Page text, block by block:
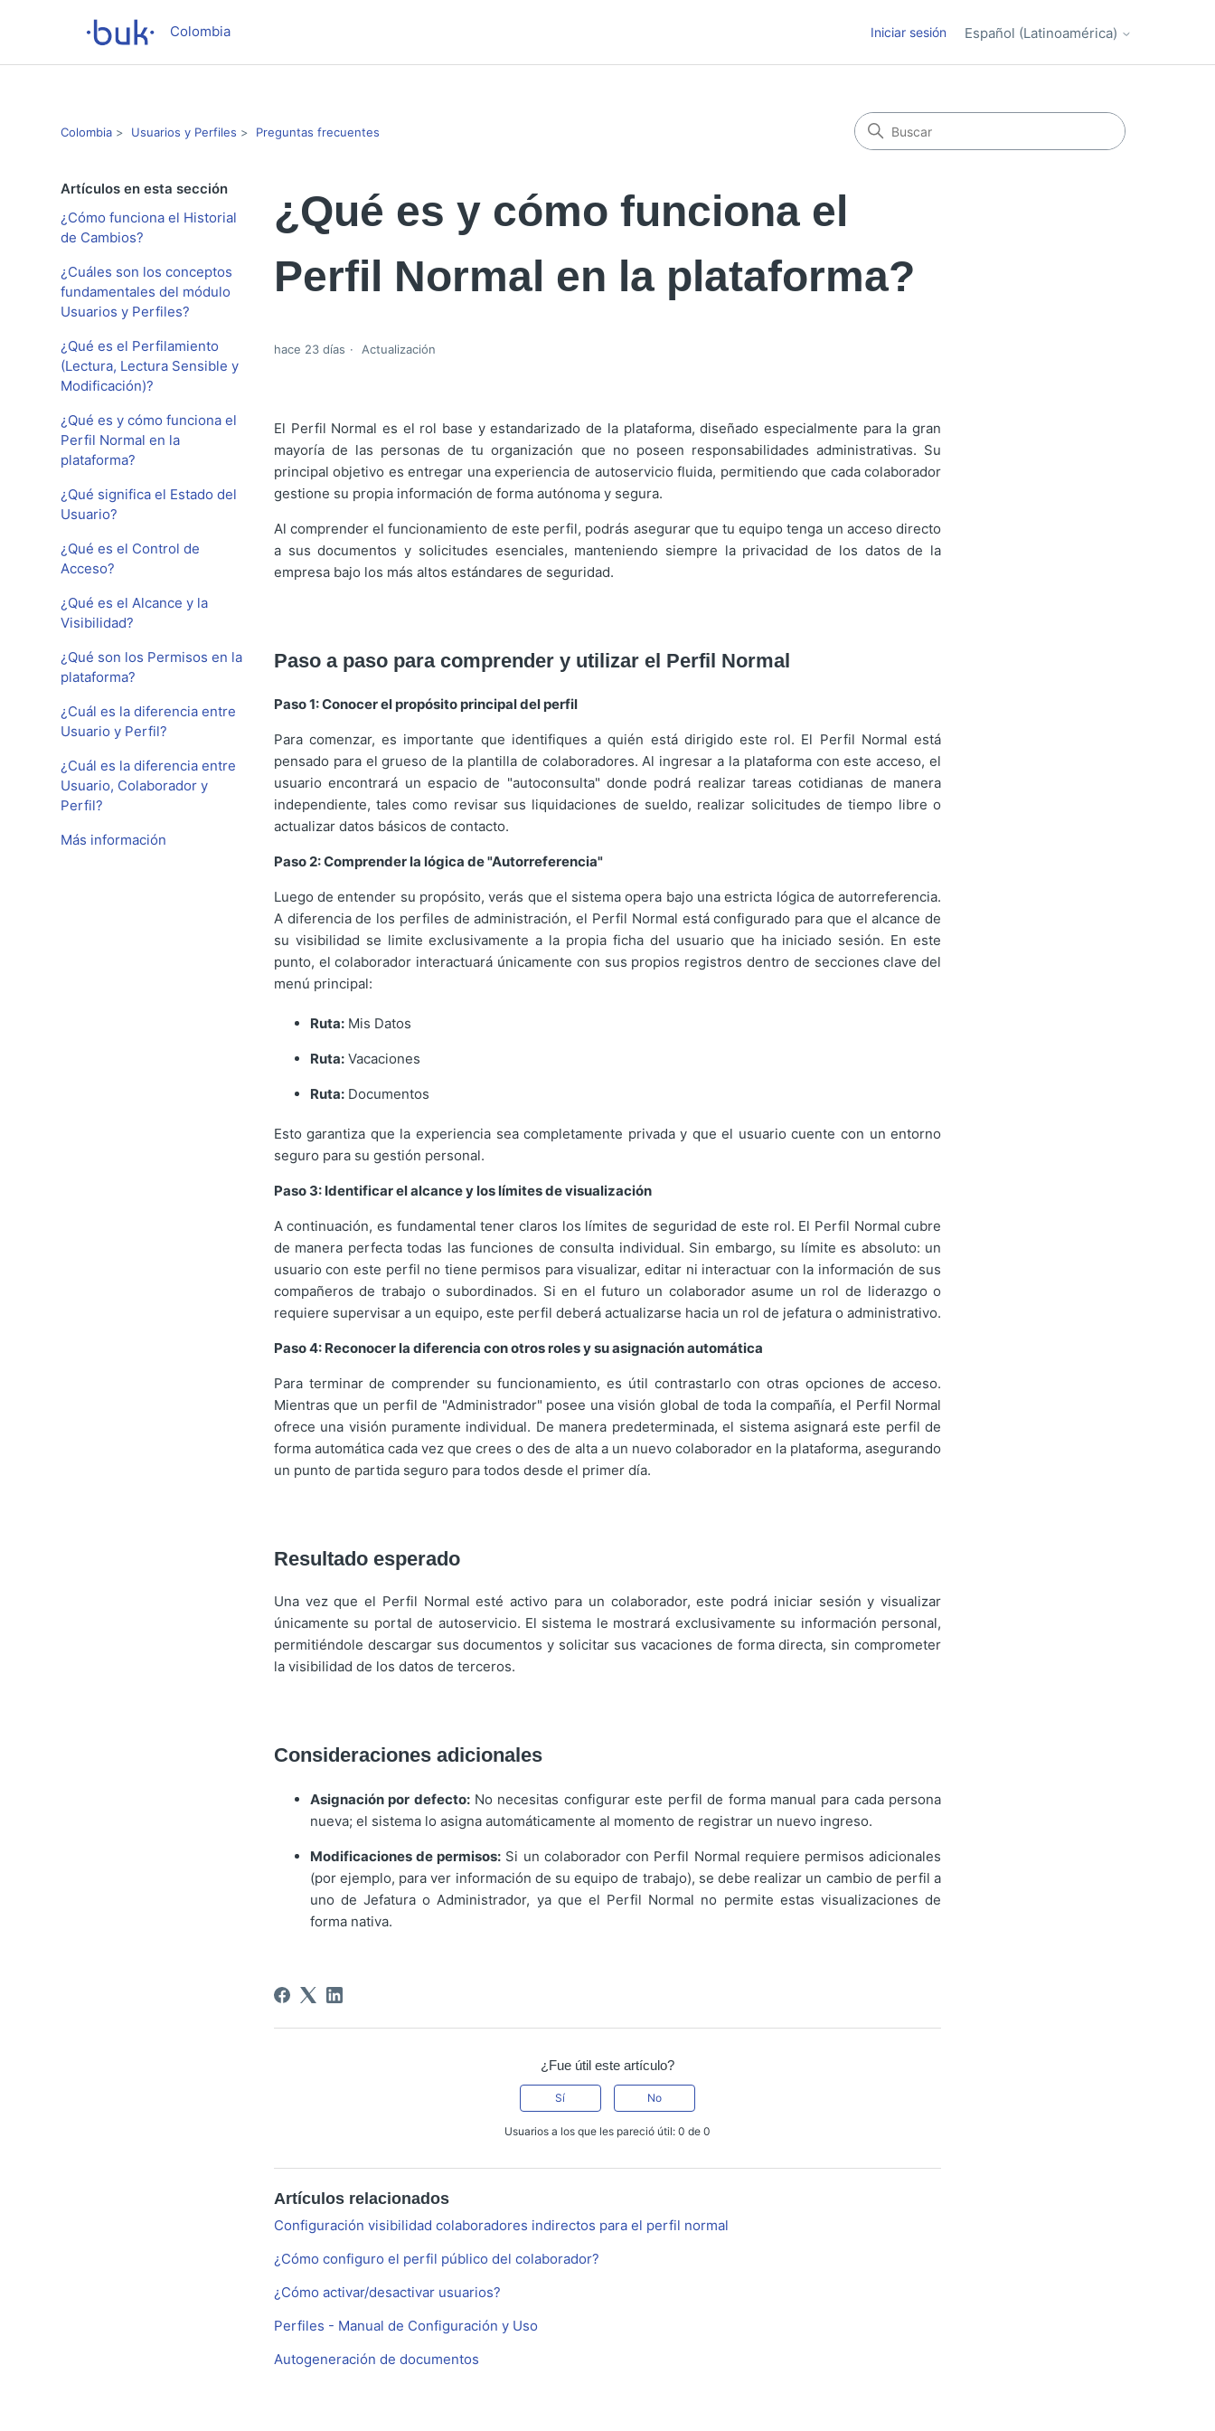
Colombia Iniciar sesión Español (Latinoamérica)
Colombia Usuarios y Perfiles Preguntas frecuentes
Artículos en esta sección
¿Cómo funciona el Historial
de Cambios?
¿Cuáles son los conceptos
fundamentales del módulo
Usuarios y Perfiles?
¿Qué es el Perfilamiento
(Lectura, Lectura Sensible y
Modificación)?
¿Qué es y cómo funciona el
Perfil Normal en la
plataforma?
¿Qué significa el Estado del
Usuario?
¿Qué es el Control de
Acceso?
¿Qué es el Alcance y la
Visibilidad?
¿Qué son los Permisos en la
plataforma?
¿Cuál es la diferencia entre
Usuario y Perfil?
¿Cuál es la diferencia entre
Usuario, Colaborador y
Perfil?
Más información
¿Qué es y cómo funciona el
Perfil Normal en la plataforma?
hace 23 días Actualización
El Perfil Normal es el rol base y estandarizado de la plataforma, diseñado especialmente para la gran
mayoría de las personas de tu organización que no poseen responsabilidades administrativas. Su
principal objetivo es entregar una experiencia de autoservicio fluida, permitiendo que cada colaborador
gestione su propia información de forma autónoma y segura.
Al comprender el funcionamiento de este perfil, podrás asegurar que tu equipo tenga un acceso directo
a sus documentos y solicitudes esenciales, manteniendo siempre la privacidad de los datos de la
empresa bajo los más altos estándares de seguridad.
Paso a paso para comprender y utilizar el Perfil Normal
Paso 1: Conocer el propósito principal del perfil
Para comenzar, es importante que identifiques a quién está dirigido este rol. El Perfil Normal está
pensado para el grueso de la plantilla de colaboradores. Al ingresar a la plataforma con este acceso, el
usuario encontrará un espacio de "autoconsulta" donde podrá realizar tareas cotidianas de manera
independiente, tales como revisar sus liquidaciones de sueldo, realizar solicitudes de tiempo libre o
actualizar datos básicos de contacto.
Paso 2: Comprender la lógica de "Autorreferencia"
Luego de entender su propósito, verás que el sistema opera bajo una estricta lógica de autorreferencia.
A diferencia de los perfiles de administración, el Perfil Normal está configurado para que el alcance de
su visibilidad se limite exclusivamente a la propia ficha del usuario que ha iniciado sesión. En este
punto, el colaborador interactuará únicamente con sus propios registros dentro de secciones clave del
menú principal:
Ruta:Mis Datos
Ruta:Vacaciones
Ruta:Documentos
Esto garantiza que la experiencia sea completamente privada y que el usuario cuente con un entorno
seguro para su gestión personal.
Paso 3: Identificar el alcance y los límites de visualización
A continuación, es fundamental tener claros los límites de seguridad de este rol. El Perfil Normal cubre
de manera perfecta todas las funciones de consulta individual. Sin embargo, su límite es absoluto: un
usuario con este perfil no tiene permisos para visualizar, editar ni interactuar con la información de sus
compañeros de trabajo o subordinados. Si en el futuro un colaborador asume un rol de liderazgo o
requiere supervisar a un equipo, este perfil deberá actualizarse hacia un rol de jefatura o administrativo.
Paso 4: Reconocer la diferencia con otros roles y su asignación automática
Para terminar de comprender su funcionamiento, es útil contrastarlo con otras opciones de acceso.
Mientras que un perfil de "Administrador" posee una visión global de toda la compañía, el Perfil Normal
ofrece una visión puramente individual. De manera predeterminada, el sistema asignará este perfil de
forma automática cada vez que crees o des de alta a un nuevo colaborador en la plataforma, asegurando
un punto de partida seguro para todos desde el primer día.
Resultado esperado
Una vez que el Perfil Normal esté activo para un colaborador, este podrá iniciar sesión y visualizar
únicamente su portal de autoservicio. El sistema le mostrará exclusivamente su información personal,
permitiéndole descargar sus documentos y solicitar sus vacaciones de forma directa, sin comprometer
la visibilidad de los datos de terceros.
Consideraciones adicionales
Asignación por defecto:No necesitas configurar este perfil de forma manual para cada persona
nueva; el sistema lo asigna automáticamente al momento de registrar un nuevo ingreso.
Modificaciones de permisos: Si un colaborador con Perfil Normal requiere permisos adicionales
(por ejemplo, para ver información de su equipo de trabajo), se debe realizar un cambio de perfil a
uno de Jefatura o Administrador, ya que el Perfil Normal no permite estas visualizaciones de
forma nativa.
¿Fue útil este artículo?
Sí No
Usuarios a los que les pareció útil: 0 de 0
Artículos relacionados
Configuración visibilidad colaboradores indirectos para el perfil normal
¿Cómo configuro el perfil público del colaborador?
¿Cómo activar/desactivar usuarios?
Perfiles - Manual de Configuración y Uso
Autogeneración de documentos